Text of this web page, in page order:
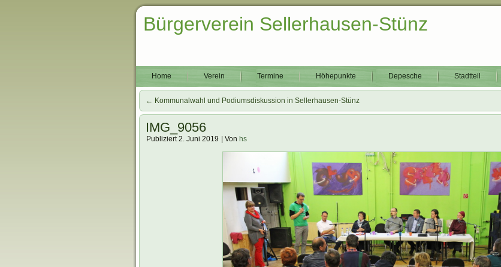
Bürgerverein Sellerhausen-Stünz
Home Verein Termine Höhepunkte Depesche Stadtteil
← Kommunalwahl und Podiumsdiskussion in Sellerhausen-Stünz
IMG_9056
Publiziert 2. Juni 2019 Von hs